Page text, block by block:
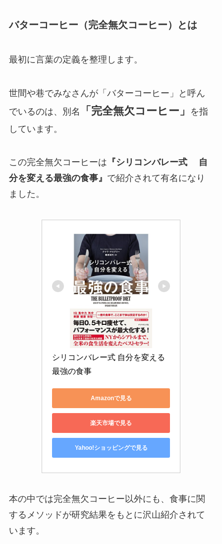
バターコーヒー（完全無欠コーヒー）とは
最初に言葉の定義を整理します。
世間や巷でみなさんが「バターコーヒー」と呼ん
でいるのは、別名
「完全無欠コーヒー」
を指
しています。
この完全無欠コーヒーは 『シリコンバレー式 自
分を変える最強の食事』 で紹介されて有名になり
ました。
シリコンバレー式 自分を変える
最強の食事
Amazonで見る
楽天市場で見る
Yahoo!ショッピングで見る
本の中では完全無欠コーヒー以外にも、食事に関
するメソッドが研究結果をもとに沢山紹介されて
います。